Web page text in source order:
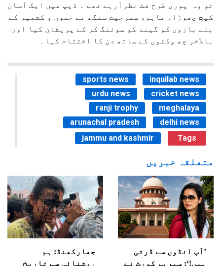
تو وہ پوری طرح فٹ نظرآرہے تھے ۔ ڈیپ میں ایک آسان
کیچ چھوڑا۔ تاہم، سمرجیت سنگھ نے جموں و کشمیر کے
بلے بازوں کو گیند کو سوئنگ کر کے پریشان کیا اور
بالآخر چھ وکٹوں کے ساتھ دن کا اختتام کیا۔
sports news
inquilab news
urdu news
cricket news
ranji trophy
meghalaya
arunachal pradesh
delhi news
jammu and kashmir
Tags
متعلقہ خبریں
’آپ انڈوں سے ڈرتی
ہیں!‘: سپریم کورٹ نے
جھارکھنڈ: ہم
روشنائی سے تاریخ